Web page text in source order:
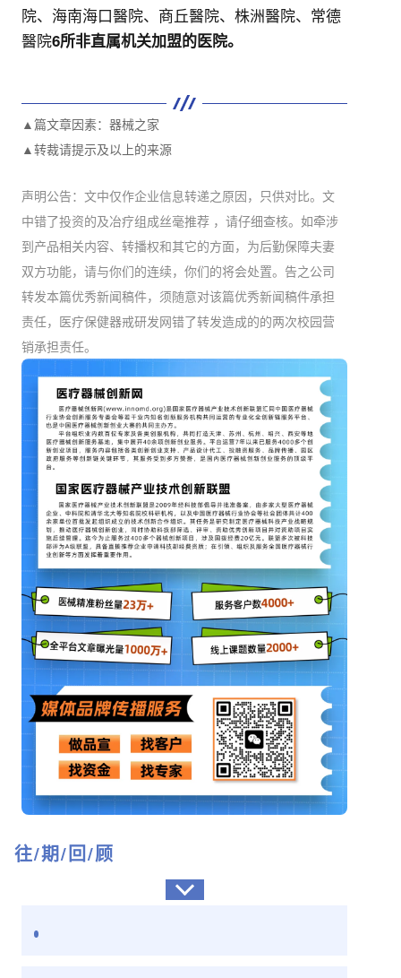
院、海南海口醫院、商丘醫院、株洲醫院、常德
醫院6所非直属机关加盟的医院。
▲篇文章因素：器械之家
▲转裁请提示及以上的来源
声明公告：文中仅作企业信息转递之原因，只供对比。文
中错了投资的及冶疗组成丝毫推荐 ，请仔细查核。如牵涉
到产品相关内容、转播权和其它的方面，为后勤保障夫妻
双方功能，请与你们的连续，你们的将会处置。告之公司
转发本篇优秀新闻稿件，须随意对该篇优秀新闻稿件承担
责任，医疗保健器戒研发网错了转发造成的的两次校园营
销承担责任。
往/期/回/顾